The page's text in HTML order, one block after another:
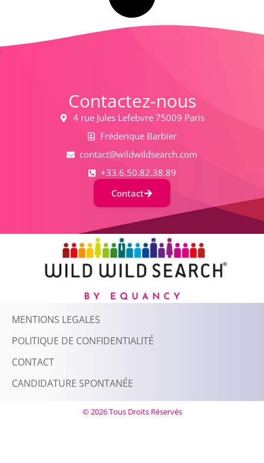
Contactez-nous
4 rue Jules Lefebvre 75009 Paris
Fréderique Barbier
contact@wildwildsearch.com
+33.6.50.82.38.89
Contact
MENTIONS LEGALES
POLITIQUE DE CONFIDENTIALITÉ
CONTACT
CANDIDATURE SPONTANÉE
© 2026 Tous Droits Réservés